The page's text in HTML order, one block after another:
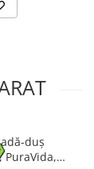
duș
PuraVida,